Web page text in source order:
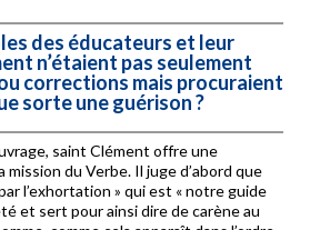
des éducateurs et leur
n’étaient pas seulement
corrections mais procuraient
sorte une guérison ?
saint Clément offre une
du Verbe. Il juge d’abord que
l’exhortation » qui est « notre guide
et sert pour ainsi dire de carène au